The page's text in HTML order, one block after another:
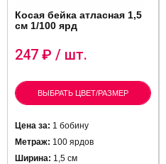
Косая бейка атласная 1,5
см 1/100 ярд
247 ₽ / шт.
ВЫБРАТЬ ЦВЕТ/РАЗМЕР
Цена за: 1 бобину
Метраж: 100 ярдов
Ширина: 1,5 см